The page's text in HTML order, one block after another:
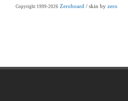
Copyright 1999-2026 Zeroboard / skin by zero